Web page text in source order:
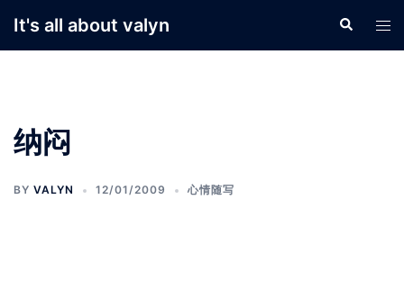
It's all about valyn Search
纳闷
BY VALYN 12/01/2009 心情随写